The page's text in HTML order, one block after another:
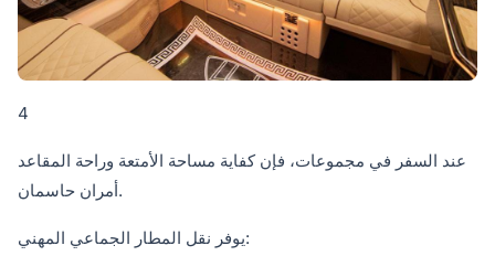
4
عند السفر في مجموعات، فإن كفاية مساحة الأمتعة وراحة المقاعد
أمران حاسمان.
يوفر نقل المطار الجماعي المهني: